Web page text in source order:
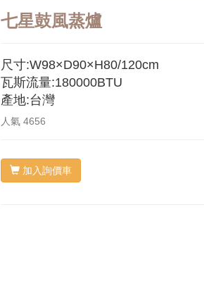
七星鼓風蒸爐
尺寸:W98×D90×H80/120cm
瓦斯流量:180000BTU
產地:台灣
人氣 4656
加入詢價車